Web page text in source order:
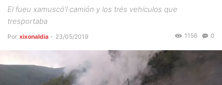
El fueu xamuscó'l camión y los trés vehículos que
tresportaba
Por xixonaldia - 23/05/2019 0
1156